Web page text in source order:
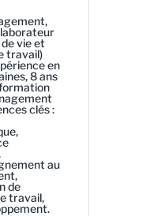
vie et
travail)
en
8 ans
clés :
au
de
travail,